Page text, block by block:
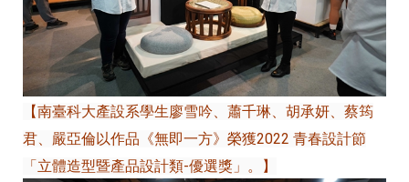
【南臺科大產設系學生廖雪吟、蕭千琳、胡承妍、蔡筠
君、嚴亞倫以作品《無即一方》榮獲2022 青春設計節
「立體造型暨產品設計類-優選獎」。】